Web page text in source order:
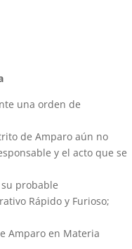
una orden de
de Amparo aún no
y el acto que se
probable
Rápido y Furioso;
Amparo en Materia